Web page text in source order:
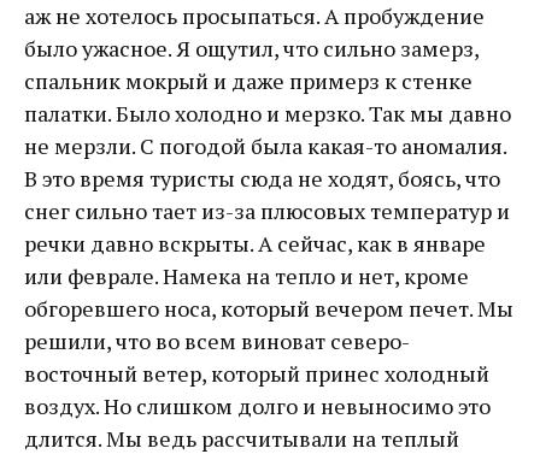
аж не хотелось просыпаться. А пробуждение
было ужасное. Я ощутил, что сильно замерз,
спальник мокрый и даже примерз к стенке
палатки. Было холодно и мерзко. Так мы давно
не мерзли. С погодой была какая-то аномалия.
В это время туристы сюда не ходят, боясь, что
снег сильно тает из-за плюсовых температур и
речки давно вскрыты. А сейчас, как в январе
или феврале. Намека на тепло и нет, кроме
обгоревшего носа, который вечером печет. Мы
решили, что во всем виноват северо-
восточный ветер, который принес холодный
воздух. Но слишком долго и невыносимо это
длится. Мы ведь рассчитывали на теплый